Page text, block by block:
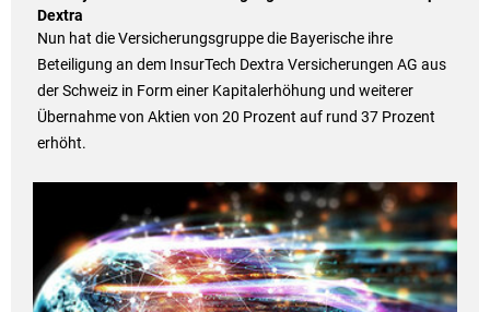
Dextra
Nun hat die Versicherungsgruppe die Bayerische ihre
Beteiligung an dem InsurTech Dextra Versicherungen AG aus
der Schweiz in Form einer Kapitalerhöhung und weiterer
Übernahme von Aktien von 20 Prozent auf rund 37 Prozent
erhöht.